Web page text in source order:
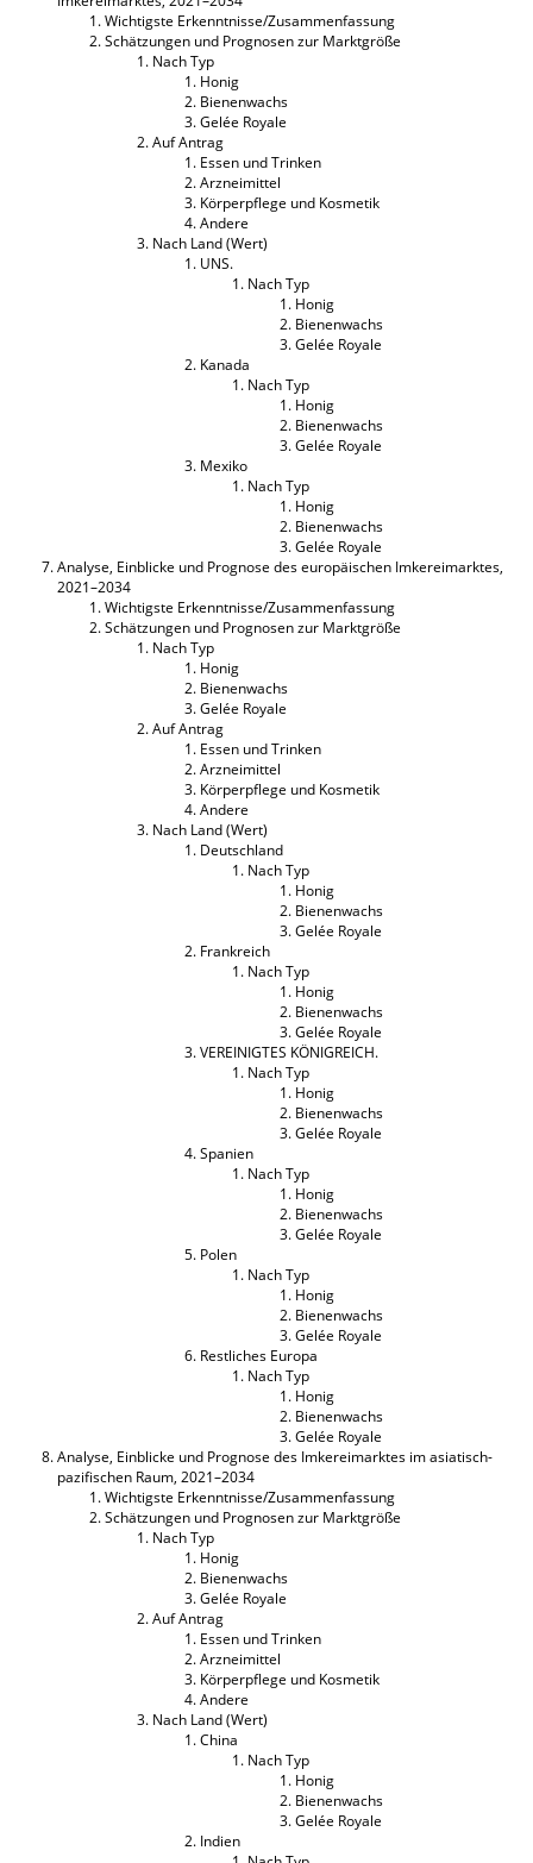
Wichtigste Erkenntnisse/Zusammenfassung
Schätzungen und Prognosen zur Marktgröße
Nach Typ
Honig
Bienenwachs
Gelée Royale
Auf Antrag
Essen und Trinken
Arzneimittel
Körperpflege und Kosmetik
Andere
Nach Land (Wert)
UNS.
Nach Typ
Honig
Bienenwachs
Gelée Royale
Kanada
Nach Typ
Honig
Bienenwachs
Gelée Royale
Mexiko
Nach Typ
Honig
Bienenwachs
Gelée Royale
Analyse, Einblicke und Prognose des europäischen Imkereimarktes,
2021–2034
Wichtigste Erkenntnisse/Zusammenfassung
Schätzungen und Prognosen zur Marktgröße
Nach Typ
Honig
Bienenwachs
Gelée Royale
Auf Antrag
Essen und Trinken
Arzneimittel
Körperpflege und Kosmetik
Andere
Nach Land (Wert)
Deutschland
Nach Typ
Honig
Bienenwachs
Gelée Royale
Frankreich
Nach Typ
Honig
Bienenwachs
Gelée Royale
VEREINIGTES KÖNIGREICH.
Nach Typ
Honig
Bienenwachs
Gelée Royale
Spanien
Nach Typ
Honig
Bienenwachs
Gelée Royale
Polen
Nach Typ
Honig
Bienenwachs
Gelée Royale
Restliches Europa
Nach Typ
Honig
Bienenwachs
Gelée Royale
Analyse, Einblicke und Prognose des Imkereimarktes im asiatisch-
pazifischen Raum, 2021–2034
Wichtigste Erkenntnisse/Zusammenfassung
Schätzungen und Prognosen zur Marktgröße
Nach Typ
Honig
Bienenwachs
Gelée Royale
Auf Antrag
Essen und Trinken
Arzneimittel
Körperpflege und Kosmetik
Andere
Nach Land (Wert)
China
Nach Typ
Honig
Bienenwachs
Gelée Royale
Indien